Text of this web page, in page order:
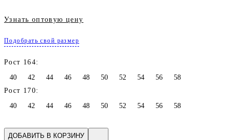
Узнать оптовую цену
Подобрать свой размер
Рост 164:
40
42 44 46 48 50 52 54 56
58
Рост 170:
40
42 44 46 48 50 52 54 56 58
ДОБАВИТЬ В КОРЗИНУ